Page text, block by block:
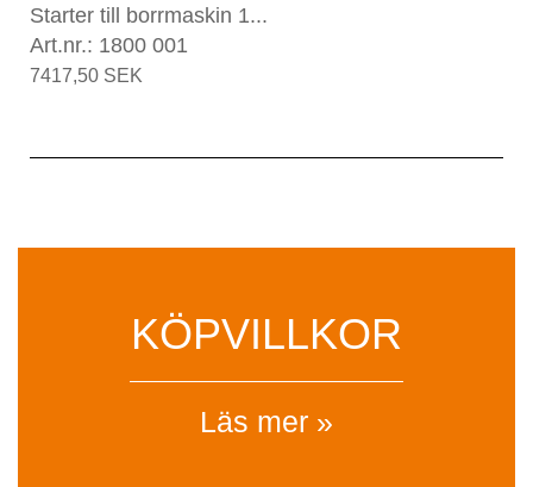
Starter till borrmaskin 1...
Art.nr.: 1800 001
7417,50 SEK
KÖPVILLKOR
Läs mer »